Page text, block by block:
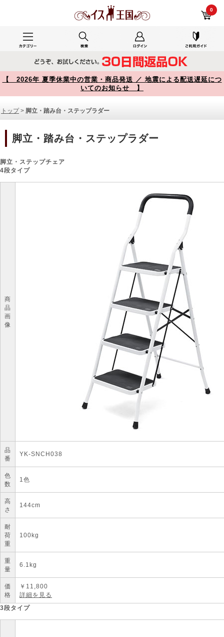
0
【 2026年 夏季休業中の営業・商品発送 ／ 地震による配送遅延につ
いてのお知らせ 】
トップ> 脚立・踏み台・ステップラダー
脚立・踏み台・ステップラダー
脚立・ステップチェア
4段タイプ
商
品
画
像
品
番
YK-SNCH038
色
数
1色
高
さ
144cm
耐
荷
重
100kg
重
量
6.1kg
価
格
￥ 11,800
詳細を見る
3段タイプ